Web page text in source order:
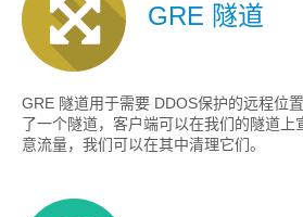
GRE 隧道
GRE 隧道用于需要 DDOS保护的远程位
了一个隧道，客户端可以在我们的隧道上
意流量，我们可以在其中清理它们。